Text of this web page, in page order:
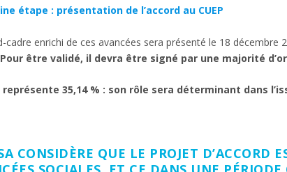
étape : présentation de l’accord au CUEP
cadre enrichi de ces avancées sera présenté le 18 décembre
Pour être validé, il devra être signé par une majorité
représente 35,14 % : son rôle sera déterminant dans
CONSIDÈRE QUE LE PROJET D’ACCORD